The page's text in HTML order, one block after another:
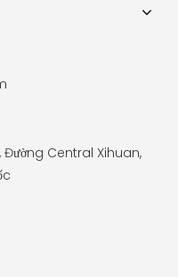
Đường Central Xihuan,